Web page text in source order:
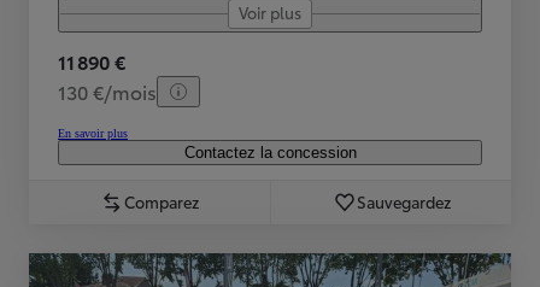
Voir plus
11 890 €
130 €/mois
En savoir plus
Contactez la concession
Comparez Sauvegardez